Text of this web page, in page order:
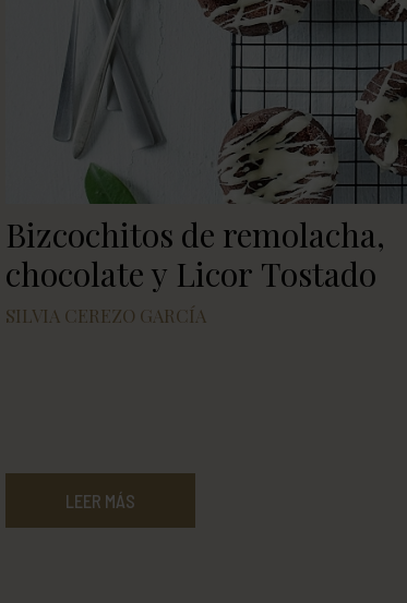
Bizcochitos de remolacha,
chocolate y Licor Tostado
SILVIA CEREZO GARCÍA
LEER MÁS